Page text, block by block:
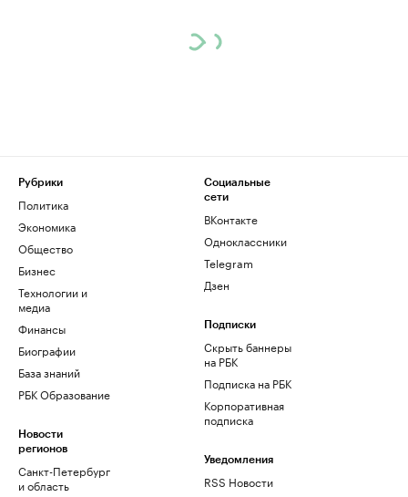
Рубрики
Политика
Экономика
Общество
Бизнес
Технологии и
медиа
Финансы
Биографии
База знаний
РБК Образование
Новости
регионов
Санкт-Петербург
и область
Социальные
сети
ВКонтакте
Одноклассники
Telegram
Дзен
Подписки
Скрыть баннеры
на РБК
Подписка на РБК
Корпоративная
подписка
Уведомления
RSS Новости